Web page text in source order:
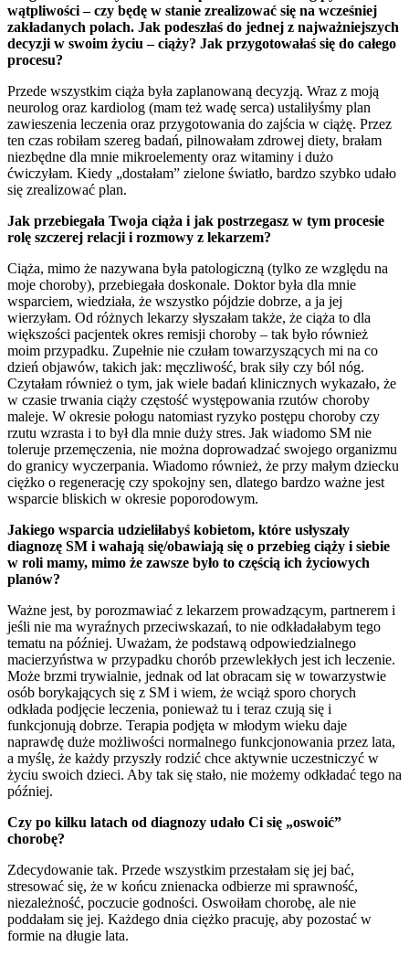
wątpliwości – czy będę w stanie zrealizować się na wcześniej
zakładanych polach. Jak podeszłaś do jednej z najważniejszych
decyzji w swoim życiu – ciąży? Jak przygotowałaś się do całego
procesu?
Przede wszystkim ciąża była zaplanowaną decyzją. Wraz z moją
neurolog oraz kardiolog (mam też wadę serca) ustaliłyśmy plan
zawieszenia leczenia oraz przygotowania do zajścia w ciążę. Przez
ten czas robiłam szereg badań, pilnowałam zdrowej diety, brałam
niezbędne dla mnie mikroelementy oraz witaminy i dużo
ćwiczyłam. Kiedy „dostałam” zielone światło, bardzo szybko udało
się zrealizować plan.
Jak przebiegała Twoja ciąża i jak postrzegasz w tym procesie
rolę szczerej relacji i rozmowy z lekarzem?
Ciąża, mimo że nazywana była patologiczną (tylko ze względu na
moje choroby), przebiegała doskonale. Doktor była dla mnie
wsparciem, wiedziała, że wszystko pójdzie dobrze, a ja jej
wierzyłam. Od różnych lekarzy słyszałam także, że ciąża to dla
większości pacjentek okres remisji choroby – tak było również
moim przypadku. Zupełnie nie czułam towarzyszących mi na co
dzień objawów, takich jak: męczliwość, brak siły czy ból nóg.
Czytałam również o tym, jak wiele badań klinicznych wykazało, że
w czasie trwania ciąży częstość występowania rzutów choroby
maleje. W okresie połogu natomiast ryzyko postępu choroby czy
rzutu wzrasta i to był dla mnie duży stres. Jak wiadomo SM nie
toleruje przemęczenia, nie można doprowadzać swojego organizmu
do granicy wyczerpania. Wiadomo również, że przy małym dziecku
ciężko o regenerację czy spokojny sen, dlatego bardzo ważne jest
wsparcie bliskich w okresie poporodowym.
Jakiego wsparcia udzieliłabyś kobietom, które usłyszały
diagnozę SM i wahają się/obawiają się o przebieg ciąży i siebie
w roli mamy, mimo że zawsze było to częścią ich życiowych
planów?
Ważne jest, by porozmawiać z lekarzem prowadzącym, partnerem i
jeśli nie ma wyraźnych przeciwskazań, to nie odkładałabym tego
tematu na później. Uważam, że podstawą odpowiedzialnego
macierzyństwa w przypadku chorób przewlekłych jest ich leczenie.
Może brzmi trywialnie, jednak od lat obracam się w towarzystwie
osób borykających się z SM i wiem, że wciąż sporo chorych
odkłada podjęcie leczenia, ponieważ tu i teraz czują się i
funkcjonują dobrze. Terapia podjęta w młodym wieku daje
naprawdę duże możliwości normalnego funkcjonowania przez lata,
a myślę, że każdy przyszły rodzić chce aktywnie uczestniczyć w
życiu swoich dzieci. Aby tak się stało, nie możemy odkładać tego na
później.
Czy po kilku latach od diagnozy udało Ci się „oswoić”
chorobę?
Zdecydowanie tak. Przede wszystkim przestałam się jej bać,
stresować się, że w końcu znienacka odbierze mi sprawność,
niezależność, poczucie godności. Oswoiłam chorobę, ale nie
poddałam się jej. Każdego dnia ciężko pracuję, aby pozostać w
formie na długie lata.